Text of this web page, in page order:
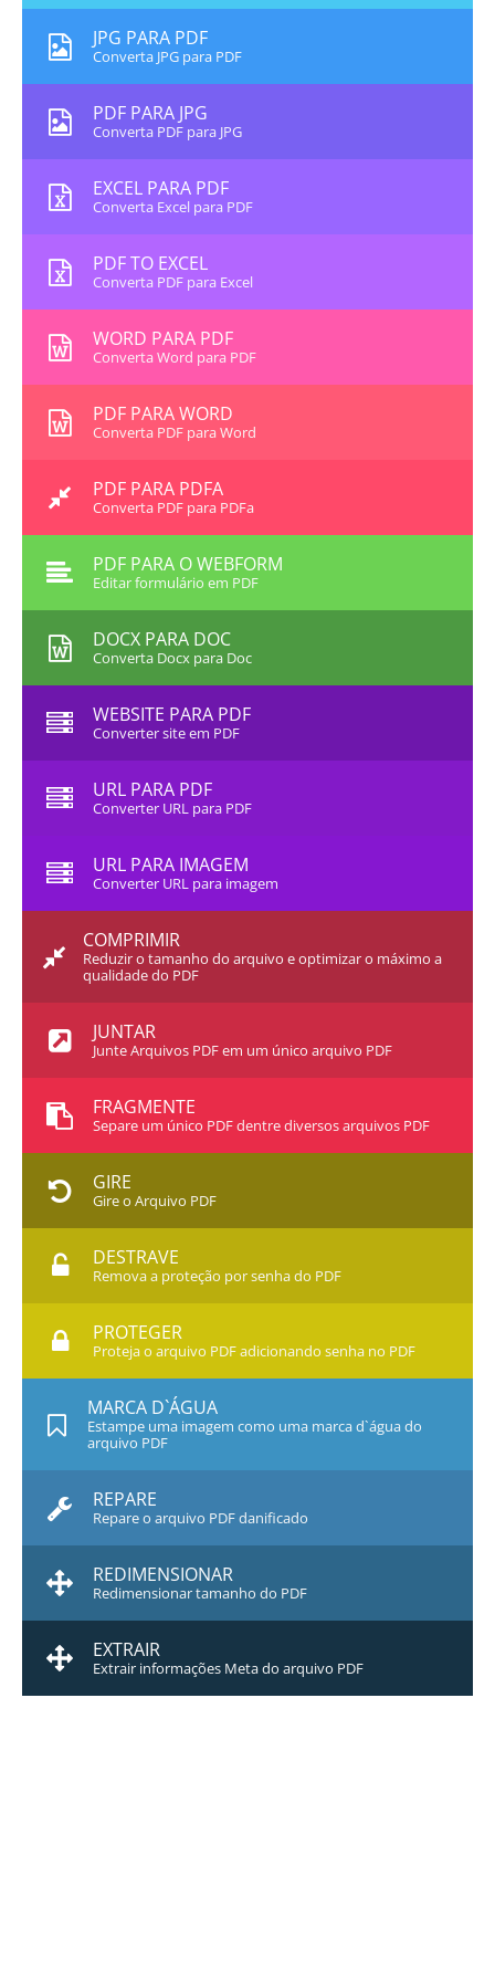
JPG PARA PDF
Converta JPG para PDF
PDF PARA JPG
Converta PDF para JPG
EXCEL PARA PDF
Converta Excel para PDF
PDF TO EXCEL
Converta PDF para Excel
WORD PARA PDF
Converta Word para PDF
PDF PARA WORD
Converta PDF para Word
PDF PARA PDFA
Converta PDF para PDFa
PDF PARA O WEBFORM
Editar formulário em PDF
DOCX PARA DOC
Converta Docx para Doc
WEBSITE PARA PDF
Converter site em PDF
URL PARA PDF
Converter URL para PDF
URL PARA IMAGEM
Converter URL para imagem
COMPRIMIR
Reduzir o tamanho do arquivo e optimizar o máximo a
qualidade do PDF
JUNTAR
Junte Arquivos PDF em um único arquivo PDF
FRAGMENTE
Separe um único PDF dentre diversos arquivos PDF
GIRE
Gire o Arquivo PDF
DESTRAVE
Remova a proteção por senha do PDF
PROTEGER
Proteja o arquivo PDF adicionando senha no PDF
MARCA D`ÁGUA
Estampe uma imagem como uma marca d`água do
arquivo PDF
REPARE
Repare o arquivo PDF danificado
REDIMENSIONAR
Redimensionar tamanho do PDF
EXTRAIR
Extrair informações Meta do arquivo PDF